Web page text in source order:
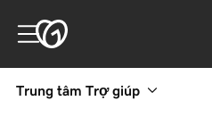
Trung tâm Trợ giúp